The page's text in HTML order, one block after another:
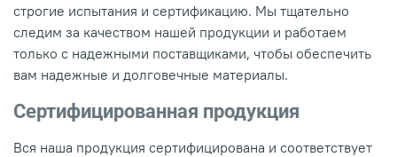
строгие испытания и сертификацию. Мы тщательно
следим за качеством нашей продукции и работаем
только с надежными поставщиками, чтобы обеспечить
вам надежные и долговечные материалы.
Сертифицированная продукция
Вся наша продукция сертифицирована и соответствует